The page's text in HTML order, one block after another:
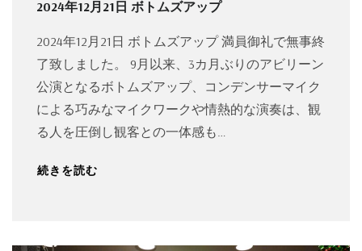
2024年12月21日 ボトムズアップ
2024年12月21日 ボトムズアップ 満員御礼で無事終
了致しました。 9月以来、3カ月ぶりのアビリーン
公演となるボトムズアップ、コンデンサーマイク
による巧みなマイクワークや情熱的な演奏は、観
る人を圧倒し観客との一体感も…
続きを読む